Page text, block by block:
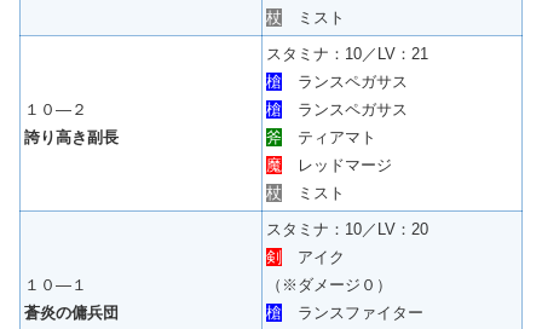
杖 ミスト
１０―２
誇り高き副長
スタミナ：10／LV：21
槍 ランスペガサス
槍 ランスペガサス
斧 ティアマト
魔 レッドマージ
杖 ミスト
１０―１
蒼炎の傭兵団
スタミナ：10／LV：20
剣 アイク
（※ダメージ０）
槍 ランスファイター